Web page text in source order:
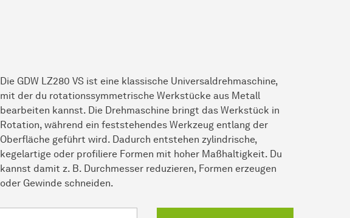
Die GDW LZ280 VS ist eine klassische Universaldrehmaschine,
mit der du rotationssymmetrische Werkstücke aus Metall
bearbeiten kannst. Die Drehmaschine bringt das Werkstück in
Rotation, während ein feststehendes Werkzeug entlang der
Oberfläche geführt wird. Dadurch entstehen zylindrische,
kegelartige oder profiliere Formen mit hoher Maßhaltigkeit. Du
kannst damit z. B. Durchmesser reduzieren, Formen erzeugen
oder Gewinde schneiden.